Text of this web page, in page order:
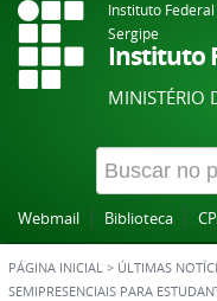
Instituto
Sergipe
Instituto
MINISTÉRIO
Webmail Biblioteca
PÁGINA INICIAL > ÚLTIMAS
SEMIPRESENCIAIS PARA